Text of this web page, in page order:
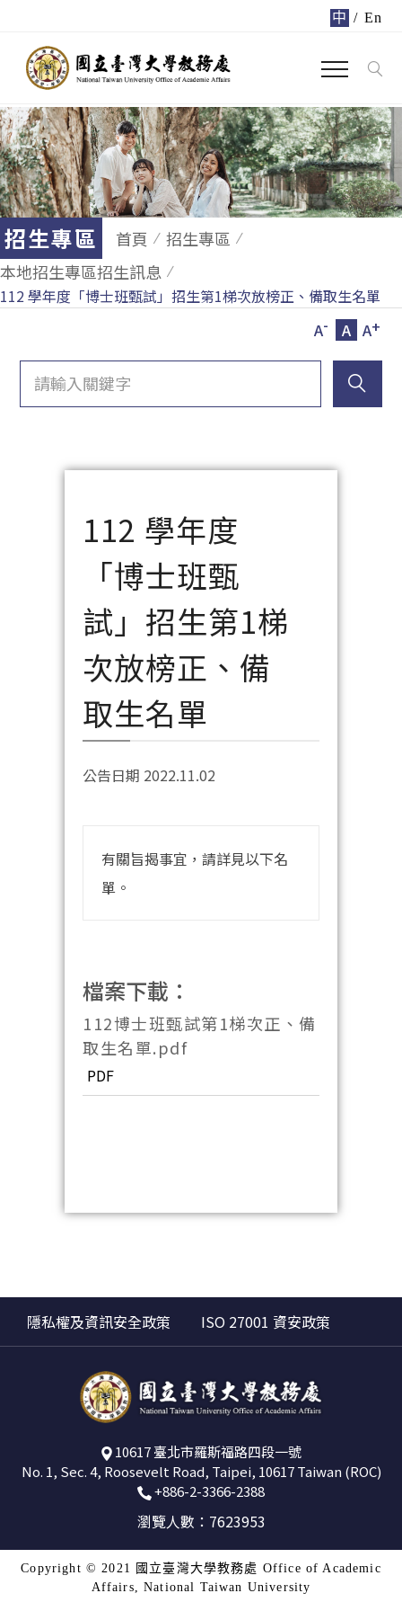
中 / En
招生專區 首頁
招生專區
本地招生專區招生訊息
112 學年度「博士班甄試」招生第1梯次放榜正、備取生名單
A- A A+
112 學年度
「博士班甄
試」招生第1梯
次放榜正、備
取生名單
公告日期 2022.11.02
有關旨揭事宜，請詳見以下名
單。
檔案下載：
112博士班甄試第1梯次正、備
取生名單.pdf
PDF
隱私權及資訊安全政策 ISO 27001 資安政策
10617 臺北市羅斯福路四段一號
No. 1, Sec. 4, Roosevelt Road, Taipei, 10617 Taiwan (ROC)
+886-2-3366-2388
瀏覽人數：7623953
Copyright © 2021 國立臺灣大學教務處 Office of Academic
Affairs, National Taiwan University